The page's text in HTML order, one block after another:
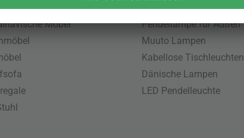
Möbel
Pendellampe für Außen
Muuto Lampen
Kabellose Tischleuchten
Dänische Lampen
LED Pendelleuchte